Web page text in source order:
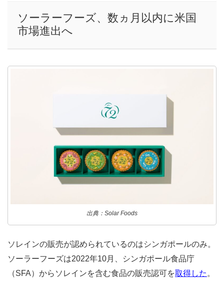
ソーラーフーズ、数ヵ月以内に米国
市場進出へ
出典：Solar Foods
ソレインの販売が認められているのはシンガポールのみ。
ソーラーフーズは2022年10月、シンガポール食品庁
（SFA）からソレインを含む食品の販売認可を取得した 。